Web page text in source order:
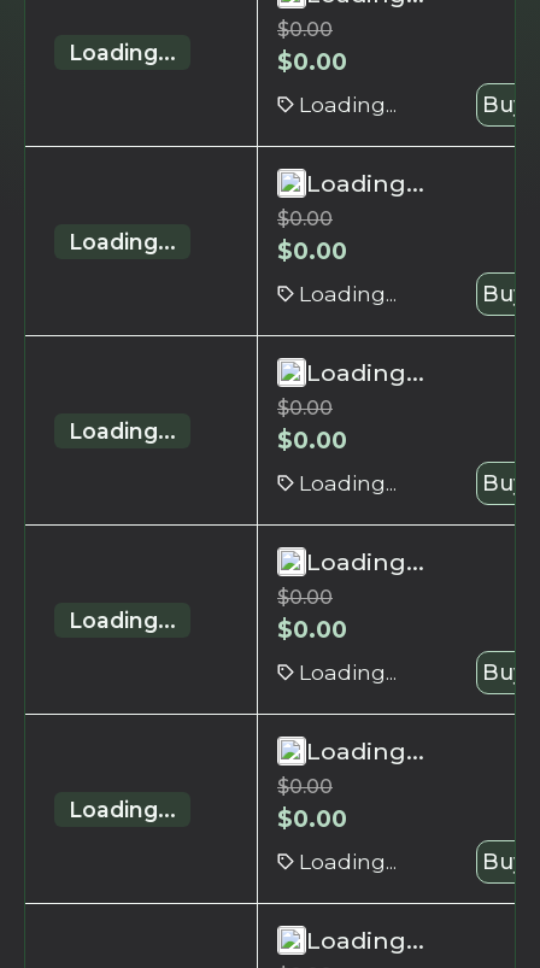
Loading...
$0.00
$0.00
Loading... Buy
Loading...
Loading...
$0.00
$0.00
Loading... Buy
Loading...
Loading...
$0.00
$0.00
Loading... Buy
Loading...
Loading...
$0.00
$0.00
Loading... Buy
Loading...
Loading...
$0.00
$0.00
Loading... Buy
Loading...